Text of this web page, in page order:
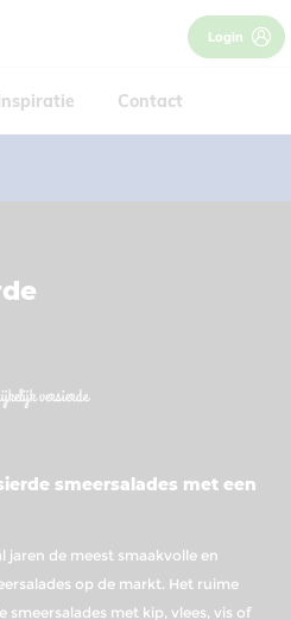
Login
Contact
versierde
smeersalades met een
jaren de meest smaakvolle en
op de markt. Het ruime
smeersalades met kip, vlees, vis of